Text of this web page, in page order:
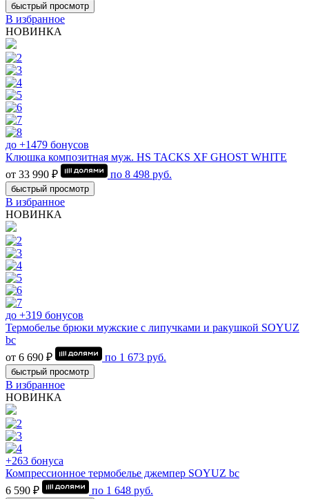
быстрый просмотр
В избранное
НОВИНКА
до +1479 бонусов
Клюшка композитная муж. HS TACKS XF GHOST WHITE
от 33 990 ₽
по 8 498 руб.
быстрый просмотр
В избранное
НОВИНКА
до +319 бонусов
Термобелье брюки мужские с липучками и ракушкой SOYUZ
bc
от 6 690 ₽
по 1 673 руб.
быстрый просмотр
В избранное
НОВИНКА
+263 бонуса
Компрессионное термобелье джемпер SOYUZ bc
6 590 ₽
по 1 648 руб.